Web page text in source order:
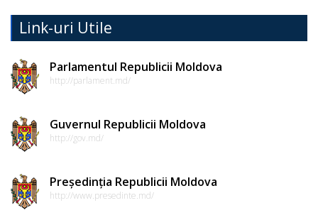
Link-uri Utile
Parlamentul Republicii Moldova
http://parlament.md/
Guvernul Republicii Moldova
http://gov.md/
Președinția Republicii Moldova
http://www.presedinte.md/